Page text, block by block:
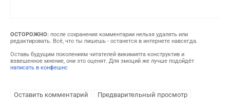
ОСТОРОЖНО: после сохранения комментарии нельзя удалять или
редактировать. Всё, что ты пишешь - останется в интернете навсегда.
Оставь будущим поколениям читателей викимипта конструктив и
взвешенное мнение, они это оценят. Для эмоций же лучше подойдёт
написать в конфешнс